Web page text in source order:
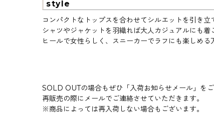
style
コンパクトなトップスを合わせてシルエットを引き立
シャツやジャケットを羽織れば大人カジュアルにも着
ヒールで女性らしく、スニーカーでラフにも楽しめる
SOLD OUTの場合もぜひ「入荷お知らせメール」をご
再販売の際にメールでご連絡させていただきます。
※商品によっては再入荷しない場合もございます。